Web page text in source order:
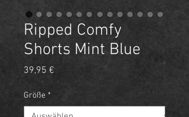
Ripped Comfy
Shorts Mint Blue
39,95 €
Größe *